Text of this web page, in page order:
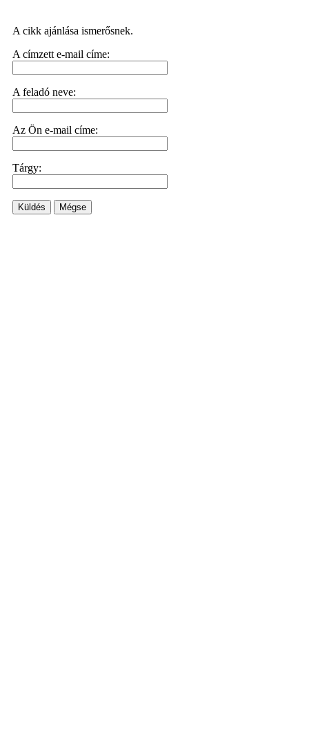
A cikk ajánlása ismerősnek.
A címzett e-mail címe:
A feladó neve:
Az Ön e-mail címe:
Tárgy:
Küldés Mégse